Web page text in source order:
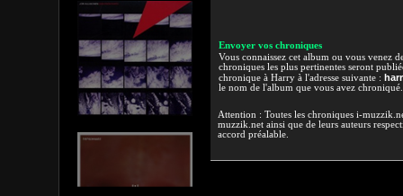
Envoyer vos chroniques
Vous connaissez cet album ou vous venez
chroniques les plus pertinentes seront
chronique à Harry à l'adresse suivante :
le nom de l'album que vous avez
Attention : Toutes les chroniques i-
muzzik.net ainsi que de leurs auteurs
accord préalable.